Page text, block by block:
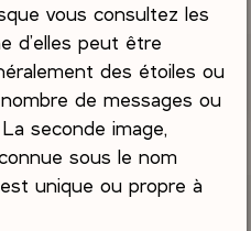
vous consultez les
d’elles peut être
des étoiles ou
de messages ou
seconde image,
sous le nom
unique ou propre à